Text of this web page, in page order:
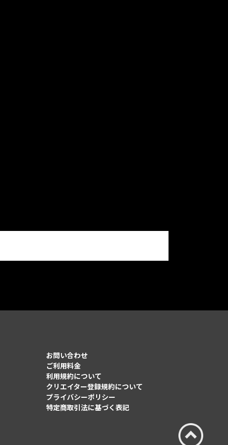
お問い合わせ
ご利用料金
利用規約について
クリエイター登録規約について
プライバシーポリシー
特定商取引法に基づく表記